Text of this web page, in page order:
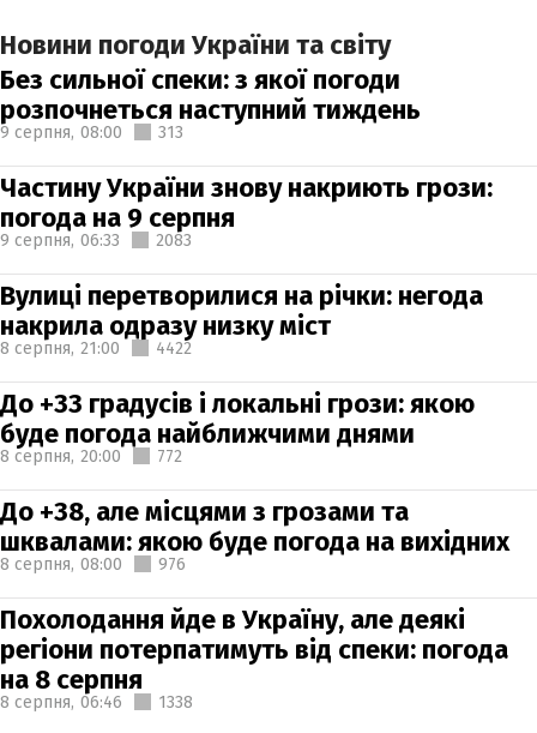
Новини погоди України та світу
Без сильної спеки: з якої погоди
розпочнеться наступний тиждень
9 серпня, 08:00 313
Частину України знову накриють грози:
погода на 9 серпня
9 серпня, 06:33 2083
Вулиці перетворилися на річки: негода
накрила одразу низку міст
8 серпня, 21:00 4422
До +33 градусів і локальні грози: якою
буде погода найближчими днями
8 серпня, 20:00 772
До +38, але місцями з грозами та
шквалами: якою буде погода на вихідних
8 серпня, 08:00 976
Похолодання йде в Україну, але деякі
регіони потерпатимуть від спеки: погода
на 8 серпня
8 серпня, 06:46 1338